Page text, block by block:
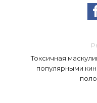
Токсичная
популярными